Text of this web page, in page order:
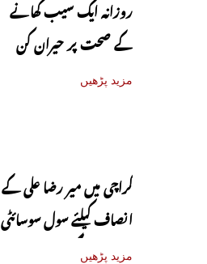
روزانہ ایک سیب کھانے
کے صحت پر حیران کن
فوائد، ماہرین نے بتا دیے
مزید پڑھیں
کراچی میں میر رضا علی کے
انصاف کیلئے سول سوسائٹی
سڑکوں پر آ گئی
مزید پڑھیں